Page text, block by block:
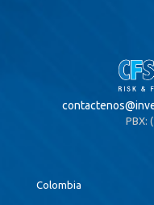
contactenos@
PBX:
Colombia